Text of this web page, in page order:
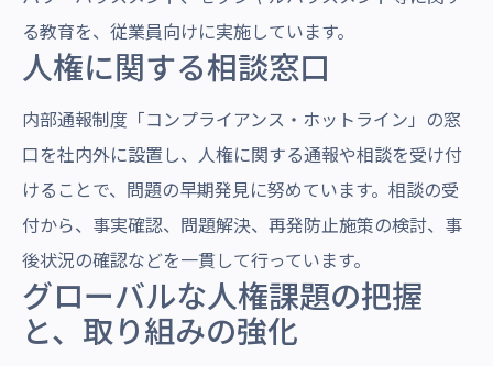
る教育を、従業員向けに実施しています。
人権に関する相談窓口
内部通報制度「コンプライアンス・ホットライン」の窓
口を社内外に設置し、人権に関する通報や相談を受け付
けることで、問題の早期発見に努めています。相談の受
付から、事実確認、問題解決、再発防止施策の検討、事
後状況の確認などを一貫して行っています。
グローバルな人権課題の把握
と、取り組みの強化